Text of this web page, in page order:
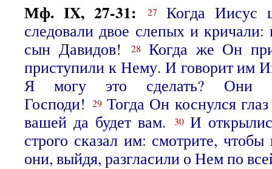
Мф. IX, 27-31: 27Когда Иисус
следовали двое слепых и
сын Давидов!28Когда же Он
приступили к Нему. И говорит им
Я могу это сделать? Они
Господи!29 Тогда Он коснулся
вашей да будет вам.
30 И
строго сказал им: смотрите,
они, выйдя, разгласили о Нем по